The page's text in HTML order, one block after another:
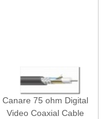
Canare 75 ohm Digital
Video Coaxial Cable